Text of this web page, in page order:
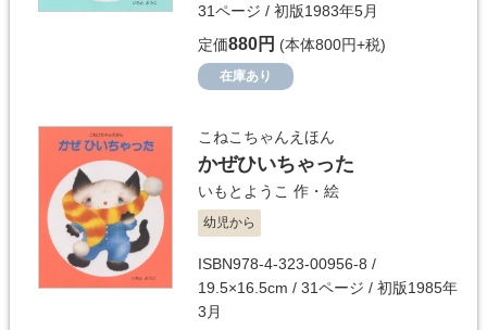
31ページ / 初版1983年5月
定価880円 (本体800円+税)
在庫あり
こねこちゃんえほん
かぜひいちゃった
いもとようこ 作・絵
幼児から
ISBN978-4-323-00956-8 /
19.5×16.5cm / 31ページ / 初版1985年
3月